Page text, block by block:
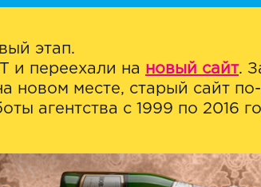
этап.
и переехали на новый сайт.
новом месте, старый сайт
агентства с 1999 по 2016